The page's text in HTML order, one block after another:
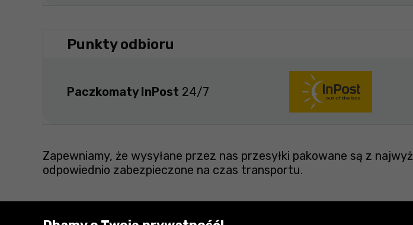
Punkty odbioru
Paczkomaty InPost 24/7
Zapewniamy, że wysyłane przez nas przesyłki pakowane są z
odpowiednio zabezpieczone na czas transportu.